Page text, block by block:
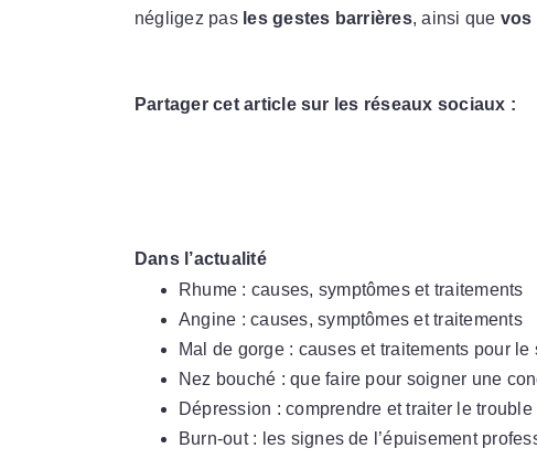
négligez pas les gestes barrières, ainsi que vos
Partager cet article sur les réseaux sociaux :
Dans l’actualité
Rhume : causes, symptômes et traitements
Angine : causes, symptômes et traitements
Mal de gorge : causes et traitements pour le
Nez bouché : que faire pour soigner une
Dépression : comprendre et traiter le
Burn-out : les signes de l’épuisement